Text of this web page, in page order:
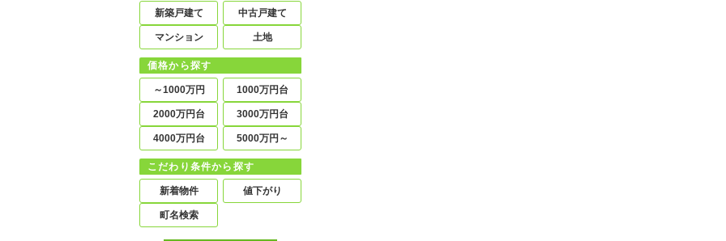
新築戸建て 中古戸建て
マンション 土地
価格から探す
～1000万円 1000万円台
2000万円台 3000万円台
4000万円台 5000万円～
こだわり条件から探す
新着物件 値下がり
町名検索